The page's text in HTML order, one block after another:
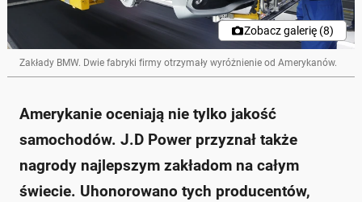
Zobacz galerię (8)
Zakłady BMW. Dwie fabryki firmy otrzymały wyróżnienie od Amerykanów.
Amerykanie oceniają nie tylko jakość
samochodów. J.D Power przyznał także
nagrody najlepszym zakładom na całym
świecie. Uhonorowano tych producentów,